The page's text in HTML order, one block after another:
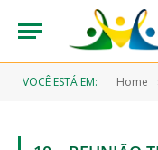
VOCÊ ESTÁ EM: Home